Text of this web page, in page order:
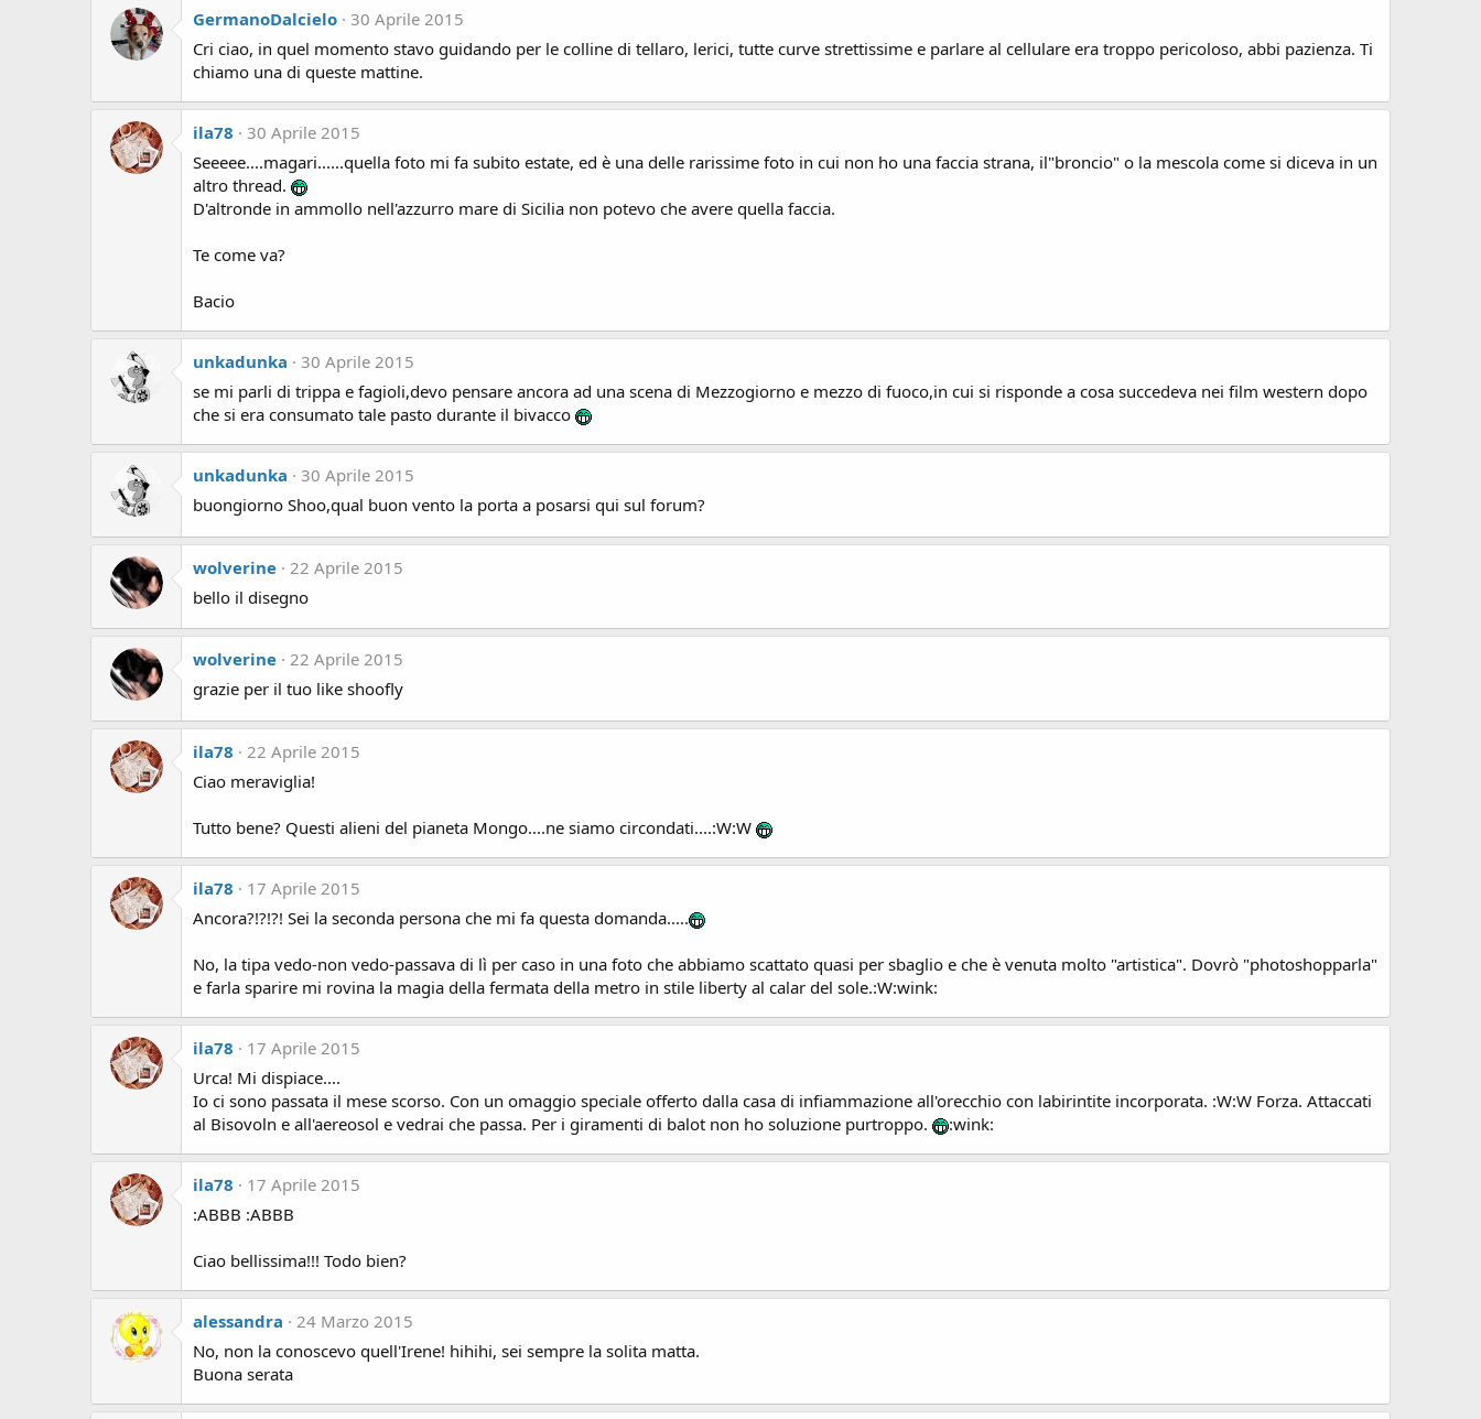
GermanoDalcielo 30 Aprile 2015
Cri ciao, in quel momento stavo guidando per le colline di tellaro, lerici, tutte curve strettissime e parlare al cellulare era troppo pericoloso, abbi pazienza. Ti
chiamo una di queste mattine.
ila78
30 Aprile 2015
Seeeee....magari......quella foto mi fa subito estate, ed è una delle rarissime foto in cui non ho una faccia strana, il"broncio" o la mescola come si diceva in un
altro thread.
D'altronde in ammollo nell'azzurro mare di Sicilia non potevo che avere quella faccia.
Te come va?
Bacio
unkadunka
30 Aprile 2015
se mi parli di trippa e fagioli,devo pensare ancora ad una scena di Mezzogiorno e mezzo di fuoco,in cui si risponde a cosa succedeva nei film western dopo
che si era consumato tale pasto durante il bivacco
unkadunka
30 Aprile 2015
buongiorno Shoo,qual buon vento la porta a posarsi qui sul forum?
wolverine
22 Aprile 2015
bello il disegno
wolverine 22 Aprile 2015
grazie per il tuo like shoofly
ila78
22 Aprile 2015
Ciao meraviglia!
Tutto bene? Questi alieni del pianeta Mongo....ne siamo circondati....:W:W
ila78
17 Aprile 2015
Ancora?!?!?! Sei la seconda persona che mi fa questa domanda.....
No, la tipa vedo-non vedo-passava di lì per caso in una foto che abbiamo scattato quasi per sbaglio e che è venuta molto "artistica". Dovrò "photoshopparla"
e farla sparire mi rovina la magia della fermata della metro in stile liberty al calar del sole.:W:wink:
ila78
17 Aprile 2015
Urca! Mi dispiace....
Io ci sono passata il mese scorso. Con un omaggio speciale offerto dalla casa di infiammazione all'orecchio con labirintite incorporata. :W:W Forza. Attaccati
al Bisovoln e all'aereosol e vedrai che passa. Per i giramenti di balot non ho soluzione purtroppo.
:wink:
ila78
17 Aprile 2015
:ABBB :ABBB
Ciao bellissima!!! Todo bien?
alessandra
24 Marzo 2015
No, non la conoscevo quell'Irene! hihihi, sei sempre la solita matta.
Buona serata